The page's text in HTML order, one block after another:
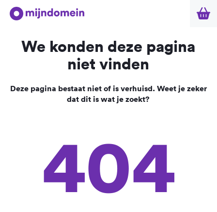
We konden deze pagina
niet vinden
Deze pagina bestaat niet of is verhuisd. Weet je zeker
dat dit is wat je zoekt?
404